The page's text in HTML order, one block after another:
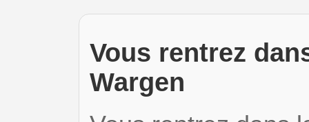
Vous rentrez
Wargen